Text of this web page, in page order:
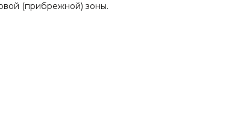
(прибрежной) зоны.